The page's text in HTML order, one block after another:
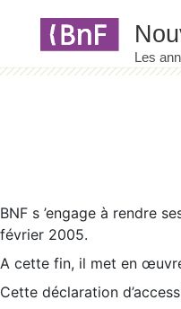
BNF s ’engage à rendre
février 2005.
A cette fin, il met en
Cette déclaration